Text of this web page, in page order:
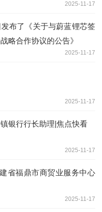
2025-11-17
布了《关于与蔚蓝锂芯签
略合作协议的公告》
2025-11-17
2025-11-17
银行行长助理|焦点快看
2025-11-17
省福鼎市商贸业服务中心
2025-11-17